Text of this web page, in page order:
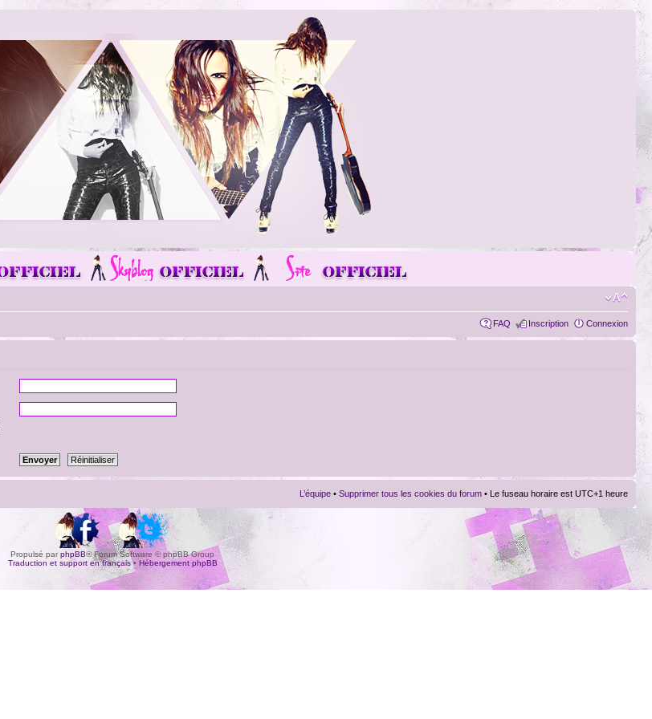
FAQ Inscription Connexion
L’équipe • Supprimer tous les cookies du forum • Le fuseau horaire est UTC+1 heure
Propulsé parphpBB® Forum Software © phpBB Group
Traduction et support en français•Hébergement phpBB